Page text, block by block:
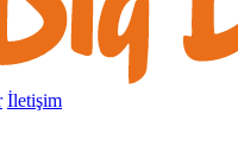
İletişim